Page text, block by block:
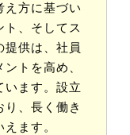
え方に基づい
ト、そしてス
提供は、社員
トを高め、
います。設立
、長く働き
ます。